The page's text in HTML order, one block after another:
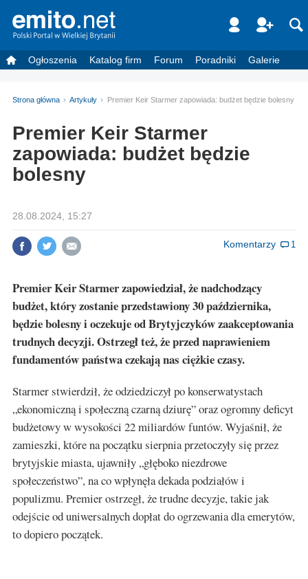
Ogłoszenia Katalog firm Forum Poradniki Galerie
Strona główna Artykuły Premier Keir Starmer zapowiada: budżet będzie bolesny
Premier Keir Starmer
zapowiada: budżet będzie
bolesny
28.08.2024, 15:27
Komentarzy 1
Premier Keir Starmer zapowiedział, że nadchodzący
budżet, który zostanie przedstawiony 30 października,
będzie bolesny i oczekuje od Brytyjczyków zaakceptowania
trudnych decyzji. Ostrzegł też, że przed naprawieniem
fundamentów państwa czekają nas ciężkie czasy.
Starmer stwierdził, że odziedziczył po konserwatystach
„ekonomiczną i społeczną czarną dziurę” oraz ogromny deficyt
budżetowy w wysokości 22 miliardów funtów. Wyjaśnił, że
zamieszki, które na początku sierpnia przetoczyły się przez
brytyjskie miasta, ujawniły „głęboko niezdrowe
społeczeństwo”, na co wpłynęła dekada podziałów i
populizmu. Premier ostrzegł, że trudne decyzje, takie jak
odejście od uniwersalnych dopłat do ogrzewania dla emerytów,
to dopiero początek.